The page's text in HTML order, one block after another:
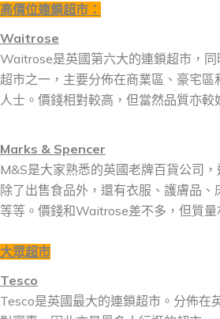
高價位連鎖超市：
Waitrose
Waitrose是英國第六大的連鎖超市，
超市之一，主要分佈在商業區、豪宅
人士。價錢相對較高，但當然品質亦較
Marks & Spencer
M&S是大家熟悉的英國老牌百貨公司，
除了出售食品外，還有衣服、護膚品
等等。價錢和Waitrose差不多，但質量
大眾超市
Tesco
Tesco是英國最大的連鎖超市。分佈在